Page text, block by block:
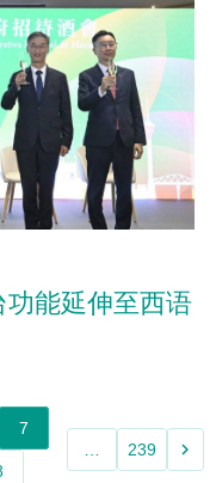
能延伸至西语
7
239 keyboard_arrow_right